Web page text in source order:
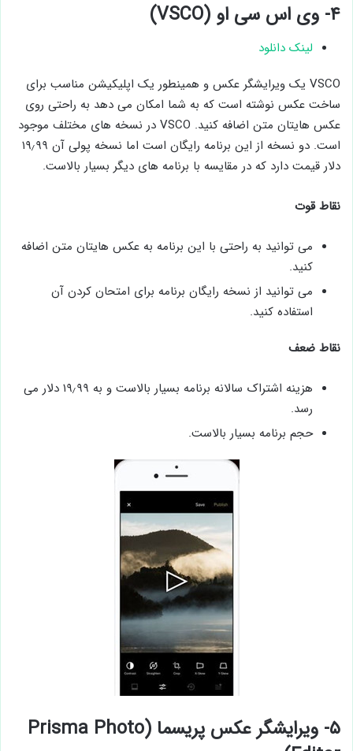
۴- وی اس سی او (VSCO)
لینک دانلود
VSCO یک ویرایشگر عکس و همینطور یک اپلیکیشن مناسب برای
ساخت عکس نوشته است که به شما امکان می دهد به راحتی روی
عکس هایتان متن اضافه کنید. VSCO در نسخه های مختلف موجود
است. دو نسخه از این برنامه رایگان است اما نسخه پولی آن ۱۹٫۹۹
دلار قیمت دارد که در مقایسه با برنامه های دیگر بسیار بالاست.
نقاط قوت
می توانید به راحتی با این برنامه به عکس هایتان متن اضافه
کنید.
می توانید از نسخه رایگان برنامه برای امتحان کردن آن
استفاده کنید.
نقاط ضعف
هزینه اشتراک سالانه برنامه بسیار بالاست و به ۱۹٫۹۹ دلار می
رسد.
حجم برنامه بسیار بالاست.
۵- ویرایشگر عکس پریسما (Prisma Photo